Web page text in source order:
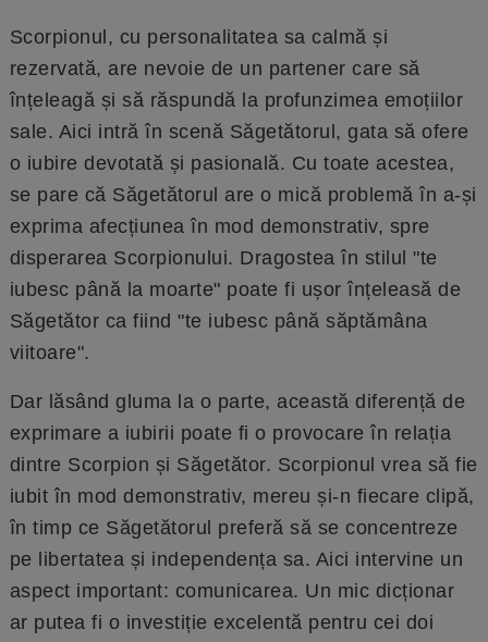
Scorpionul, cu personalitatea sa calmă și
rezervată, are nevoie de un partener care să
înțeleagă și să răspundă la profunzimea emoțiilor
sale. Aici intră în scenă Săgetătorul, gata să ofere
o iubire devotată și pasională. Cu toate acestea,
se pare că Săgetătorul are o mică problemă în a-și
exprima afecțiunea în mod demonstrativ, spre
disperarea Scorpionului. Dragostea în stilul "te
iubesc până la moarte" poate fi ușor înțeleasă de
Săgetător ca fiind "te iubesc până săptămâna
viitoare".
Dar lăsând gluma la o parte, această diferență de
exprimare a iubirii poate fi o provocare în relația
dintre Scorpion și Săgetător. Scorpionul vrea să fie
iubit în mod demonstrativ, mereu și-n fiecare clipă,
în timp ce Săgetătorul preferă să se concentreze
pe libertatea și independența sa. Aici intervine un
aspect important: comunicarea. Un mic dicționar
ar putea fi o investiție excelentă pentru cei doi